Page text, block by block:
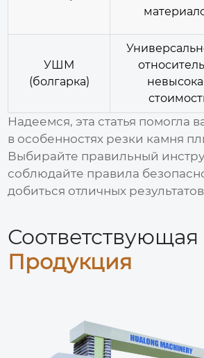
УШМ
(болгарка)
Надеемся, эта статья помогла
в особенностях резки камня
Выбирайте правильный
соблюдайте правила
добиться отличных
Соответствующая
Продукция